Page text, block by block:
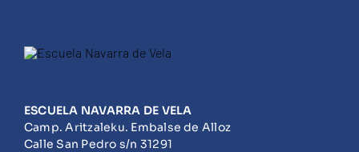
ESCUELA NAVARRA DE VELA
Camp. Aritzaleku. Embalse de Alloz
Calle San Pedro s/n 31291